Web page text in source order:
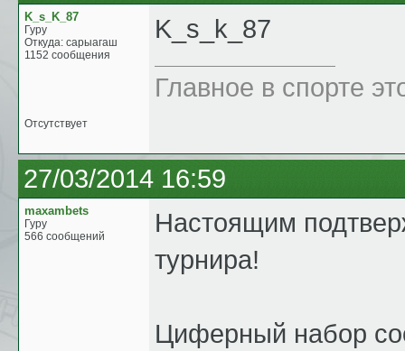
K_s_K_87
Гуру
Откуда: сарыагаш
1152 сообщения
K_s_k_87
Главное в спорте
Отсутствует
27/03/2014 16:59
maxambets
Гуру
566 сообщений
Настоящим
турнира!
Циферный набор